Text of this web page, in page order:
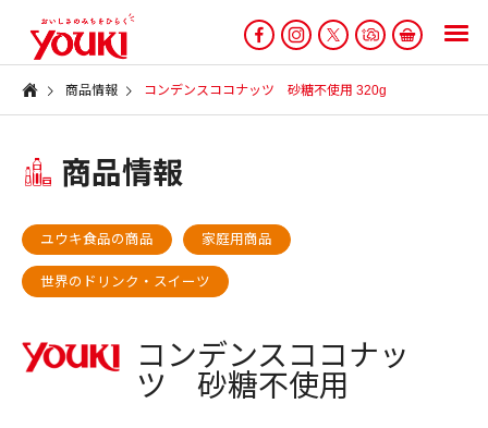
商品情報 コンデンスココナッツ 砂糖不使用 320g
商品情報
ユウキ食品の商品 家庭用商品
世界のドリンク・スイーツ
コンデンスココナッ
ツ 砂糖不使用